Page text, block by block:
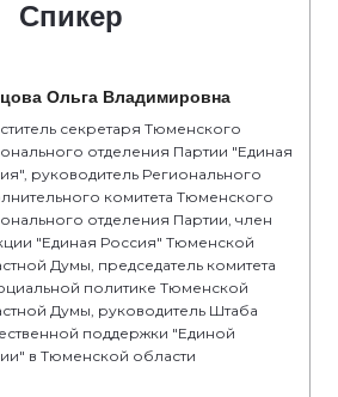
Спикер
Ольга Владимировна
секретаря Тюменского
отделения Партии "Единая
руководитель Регионального
комитета Тюменского
отделения Партии, член
"Единая Россия" Тюменской
Думы, председатель комитета
политике Тюменской
Думы, руководитель Штаба
поддержки "Единой
в Тюменской области